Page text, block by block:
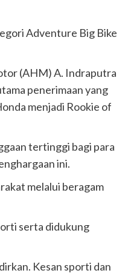
Adventure Big Bike
(AHM) A. Indraputra
penerimaan yang
menjadi Rookie of
tertinggi bagi para
ini.
melalui beragam
serta didukung
Kesan sporti dan